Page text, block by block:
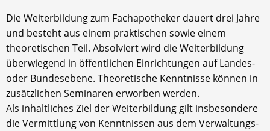
Die Weiterbildung zum Fachapotheker dauert drei Jahre
und besteht aus einem praktischen sowie einem
theoretischen Teil. Absolviert wird die Weiterbildung
überwiegend in öffentlichen Einrichtungen auf Landes-
oder Bundesebene. Theoretische Kenntnisse können in
zusätzlichen Seminaren erworben werden.
Als inhaltliches Ziel der Weiterbildung gilt insbesondere
die Vermittlung von Kenntnissen aus dem Verwaltungs-